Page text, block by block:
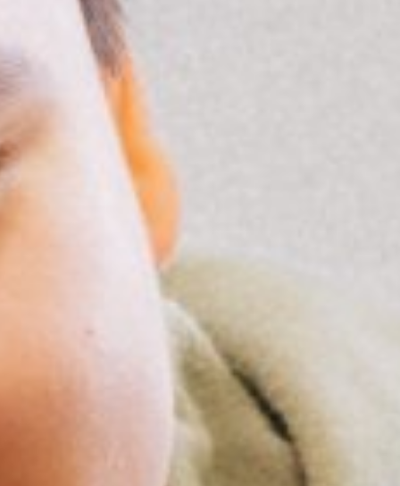
Liens utiles
Omnivox
Microsoft 365
Guichet des requêtes
Portail CégepTR
Intranet du personnel
Bottin du personnel